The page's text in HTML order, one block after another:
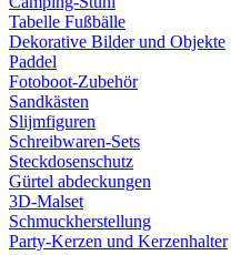
Tabelle Fußbälle
Dekorative Bilder und Objekte
Paddel
Fotoboot-Zubehör
Sandkästen
Slijmfiguren
Schreibwaren-Sets
Steckdosenschutz
Gürtel abdeckungen
3D-Malset
Schmuckherstellung
Party-Kerzen und Kerzenhalter